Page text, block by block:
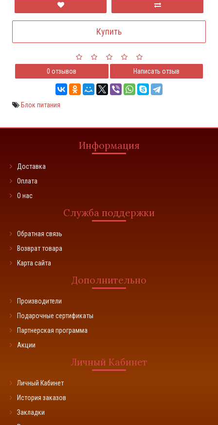
Купить
0 отзывов Написать отзыв
Блок питания
Информация
Доставка
Оплата
О нас
Служба поддержки
Обратная связь
Возврат товара
Карта сайта
Дополнительно
Производители
Подарочные сертификаты
Партнерская программа
Акции
Личный Кабинет
Личный Кабинет
История заказов
Закладки